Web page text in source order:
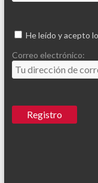
He leído y acepto
Correo electrónico: